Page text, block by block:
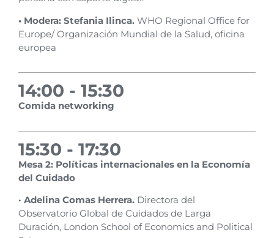
• Modera: Stefania Ilinca. WHO Regional Office for
Europe/ Organización Mundial de la Salud, oficina
europea
14:00 - 15:30
Comida networking
15:30 - 17:30
Mesa 2: Políticas internacionales en la Economía
del Cuidado
· Adelina Comas Herrera. Directora del
Observatorio Global de Cuidados de Larga
Duración, London School of Economics and Political